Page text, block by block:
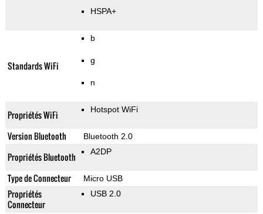
HSPA+
Standards WiFi
b
g
n
Propriétés WiFi Hotspot WiFi
Version Bluetooth Bluetooth 2.0
Propriétés Bluetooth A2DP
Type de Connecteur Micro USB
Propriétés
Connecteur
USB 2.0